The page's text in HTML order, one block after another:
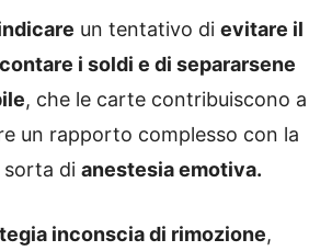
un tentativo di evitare il
contare i soldi e di separarsene
, che le carte contribuiscono a
un rapporto complesso con la
sorta di anestesia emotiva.
inconscia di rimozione,